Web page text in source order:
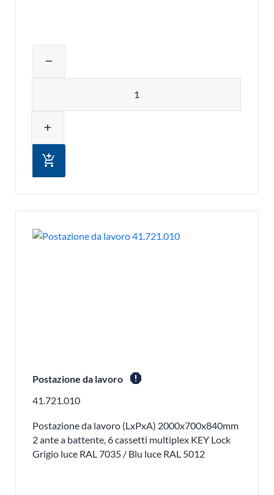
remove
add
add_shopping_cart
Postazione da lavoro report
41.721.010
Postazione da lavoro (LxPxA) 2000x700x840mm
2 ante a battente, 6 cassetti multiplex KEY Lock
Grigio luce RAL 7035 / Blu luce RAL 5012